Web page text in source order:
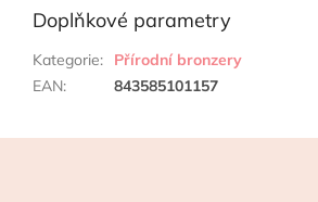
Doplňkové parametry
Kategorie:
Přírodní bronzery
EAN: 843585101157